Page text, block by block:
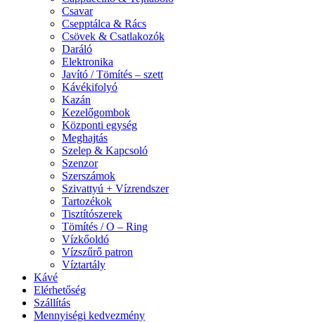
Csavar
Csepptálca & Rács
Csövek & Csatlakozók
Daráló
Elektronika
Javító / Tömítés – szett
Kávékifolyó
Kazán
Kezelőgombok
Központi egység
Meghajtás
Szelep & Kapcsoló
Szenzor
Szerszámok
Szivattyú + Vízrendszer
Tartozékok
Tisztítószerek
Tömítés / O – Ring
Vízkőoldó
Vízszűrő patron
Víztartály
Kávé
Elérhetőség
Szállítás
Mennyiségi kedvezmény